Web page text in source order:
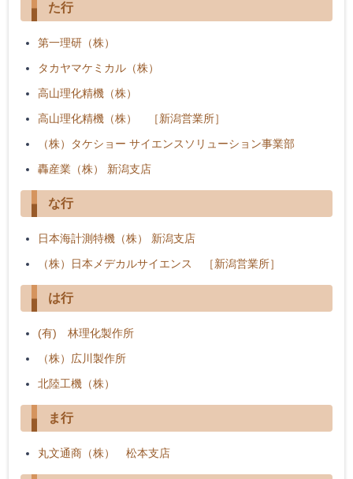
た行
第一理研（株）
タカヤマケミカル（株）
高山理化精機（株）
高山理化精機（株） ［新潟営業所］
（株）タケショー サイエンスソリューション事業部
轟産業（株） 新潟支店
な行
日本海計測特機（株） 新潟支店
（株）日本メデカルサイエンス ［新潟営業所］
は行
(有) 林理化製作所
（株）広川製作所
北陸工機（株）
ま行
丸文通商（株） 松本支店